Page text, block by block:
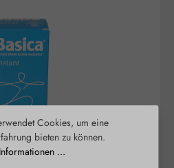
Cookies, um eine
bieten zu können.
...